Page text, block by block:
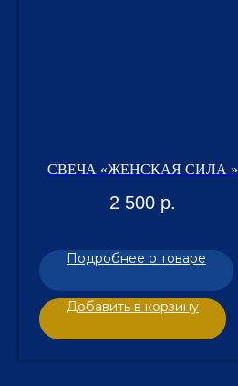
СВЕЧА «ЖЕНСКАЯ СИЛА »
2 500 р.
Подробнее о товаре
Добавить в корзину